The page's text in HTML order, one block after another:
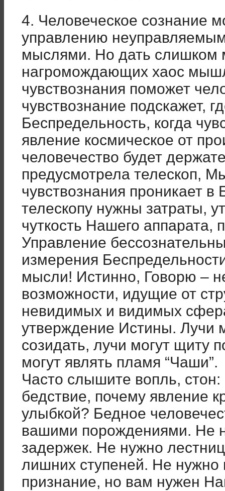
4. Человеческое сознание
управлению
мыслями. Но дать слишком
нагромождающих хаос
чувствознания поможет
чувствознание подскажет,
Беспредельность, когда
явление космическое от
человечество будет
предусмотрела телескоп,
чувствознания проникает
телескопу нужны затраты,
чуткость Нашего аппарата,
Управление
измерения
мысли! Истинно, Говорю –
возможности, идущие от
невидимых и видимых
утверждение Истины. Лучи
созидать, лучи могут щиту
могут являть пламя “Чаши”.
Часто слышите вопль,
бедствие, почему явление
улыбкой? Бедное
вашими порождениями. Не
задержек. Не нужно
лишних ступеней. Не
признание, но вам нужен